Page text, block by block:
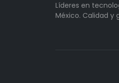
Líderes en
México. Calidad y